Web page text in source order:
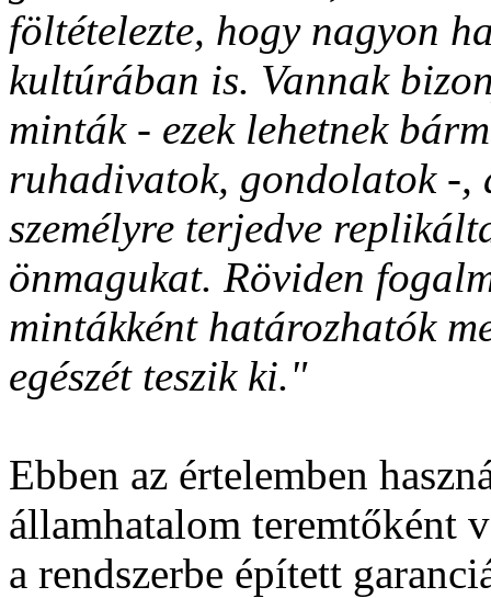
föltételezte, hogy nagyon
kultúrában is. Vannak
minták - ezek lehetnek
ruhadivatok, gondolatok -,
személyre terjedve
önmagukat. Röviden
mintákként határozhatók
egészét teszik ki."
Ebben az értelemben
államhatalom teremtőként
a rendszerbe épített